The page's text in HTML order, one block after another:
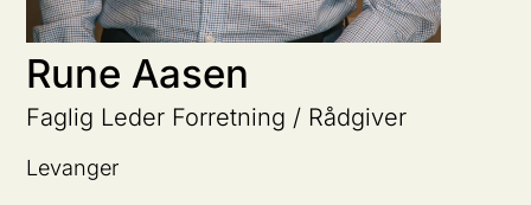
Rune Aasen
Faglig Leder Forretning / Rådgiver
Levanger